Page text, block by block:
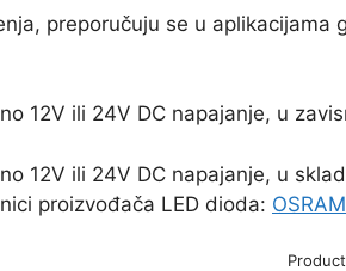
preporučuju se u
12V ili 24V DC napajanje, u
12V ili 24V DC napajanje, u
proizvođača LED dioda: